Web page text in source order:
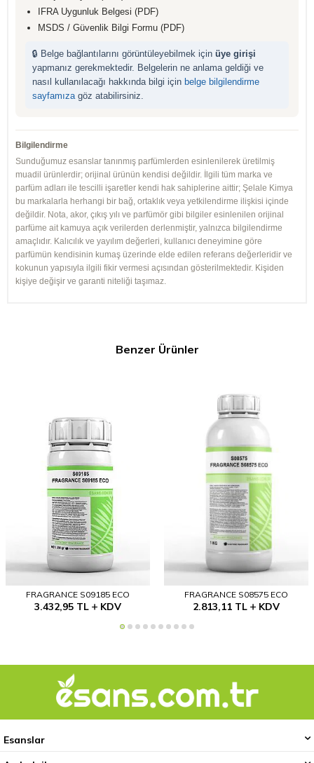
IFRA Uygunluk Belgesi (PDF)
MSDS / Güvenlik Bilgi Formu (PDF)
🔒 Belge bağlantılarını görüntüleyebilmek için üye girişi
yapmanız gerekmektedir. Belgelerin ne anlama geldiği ve
nasıl kullanılacağı hakkında bilgi için belge bilgilendirme
sayfamıza göz atabilirsiniz.
Bilgilendirme
Sunduğumuz esanslar tanınmış parfümlerden esinlenilerek üretilmiş
muadil ürünlerdir; orijinal ürünün kendisi değildir. İlgili tüm marka ve
parfüm adları ile tescilli işaretler kendi hak sahiplerine aittir; Şelale Kimya
bu markalarla herhangi bir bağ, ortaklık veya yetkilendirme ilişkisi içinde
değildir. Nota, akor, çıkış yılı ve parfümör gibi bilgiler esinlenilen orijinal
parfüme ait kamuya açık verilerden derlenmiştir, yalnızca bilgilendirme
amaçlıdır. Kalıcılık ve yayılım değerleri, kullanıcı deneyimine göre
parfümün kendisinin kumaş üzerinde elde edilen referans değerleridir ve
kokunun yapısıyla ilgili fikir vermesi açısından gösterilmektedir. Kişiden
kişiye değişir ve garanti niteliği taşımaz.
Benzer Ürünler
FRAGRANCE S09185 ECO
3.432,95TL KDV
FRAGRANCE S08575 ECO
2.813,11 TL KDV
Esanslar